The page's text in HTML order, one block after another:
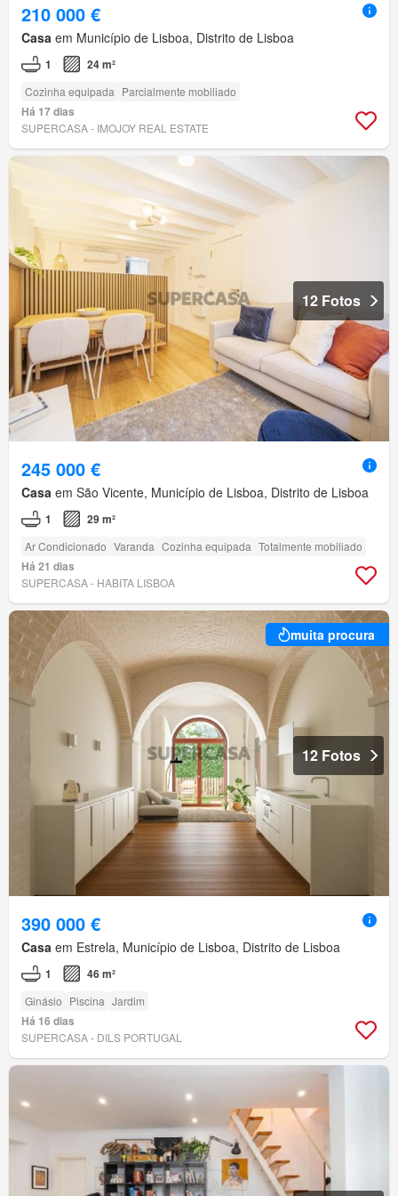
210 000 €
Casa em Município de Lisboa, Distrito de Lisboa
1 24 m²
Cozinha equipada Parcialmente mobiliado
Há 17 dias
SUPERCASA - IMOJOY REAL ESTATE
12 Fotos
245 000 €
Casa em São Vicente, Município de Lisboa, Distrito de Lisboa
1 29 m²
Ar Condicionado Varanda Cozinha equipada Totalmente mobiliado
Há 21 dias
SUPERCASA - HABITA LISBOA
muita procura
12 Fotos
390 000 €
Casa em Estrela, Município de Lisboa, Distrito de Lisboa
1 46 m²
Ginásio Piscina Jardim
Há 16 dias
SUPERCASA - DILS PORTUGAL